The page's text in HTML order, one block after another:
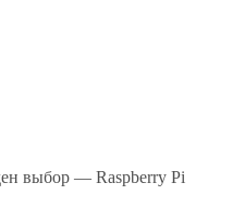
выбор — Raspberry Pi